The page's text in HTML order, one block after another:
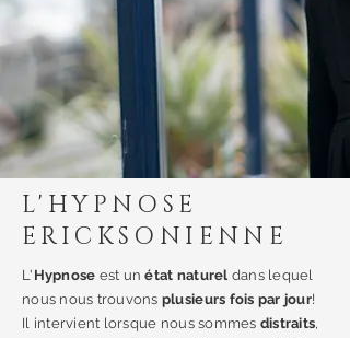
L'HYPNOSE
ERICKSONIENNE
L' Hypnose est unétat naturel dans lequel
nous nous trouvons plusieurs fois par jour!
Il intervient lorsque nous sommes distraits,